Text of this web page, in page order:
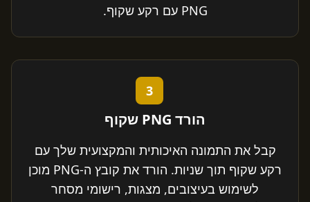
PNG עם רקע שקוף.
3
הורד PNG שקוף
קבל את התמונה האיכותית והמקצועית שלך עם
רקע שקוף תוך שניות. הורד את קובץ ה-PNG מוכן
לשימוש בעיצובים, מצגות, רישומי מסחר